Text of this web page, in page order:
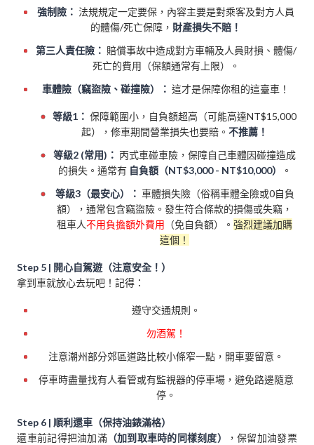
強制險： 法規規定一定要保，內容主要是對乘客及對方人員
的體傷/死亡保障， 財產損失不賠！
第三人責任險： 賠償事故中造成對方車輛及人員財損、體傷/
死亡的費用（保額通常有上限）。
車體險（竊盜險、碰撞險）： 這才是保障你租的這臺車！
等級1： 保障範圍小，自負額超高（可能高達NT$15,000
起），修車期間營業損失也要賠。不推薦！
等級2 (常用)： 丙式車碰車險，保障自己車體因碰撞造成
的損失。通常有 自負額（NT$3,000 - NT$10,000）
。
等級3（最安心）： 車體損失險（俗稱車體全險或0自負
額），通常包含竊盜險。發生符合條款的損傷或失竊，
租車人不用負擔額外費用 （免自負額）。強烈建議加購
這個！
Step 5 | 開心自駕遊（注意安全！）
拿到車就放心去玩吧！記得：
遵守交通規則。
勿酒駕！
注意潮州部分郊區道路比較小條窄一點，開車要留意。
停車時盡量找有人看管或有監視器的停車場，避免路邊隨意
停。
Step 6 | 順利還車（保持油錶滿格）
還車前記得把油加滿（加到取車時的同樣刻度）
，保留加油發票